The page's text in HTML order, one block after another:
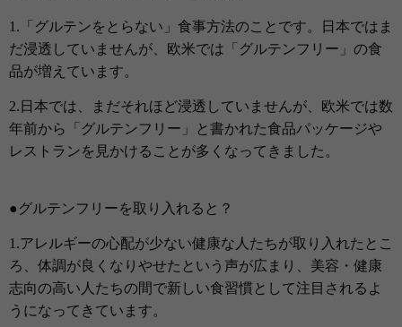
1.「グルテンをとらない」食事方法のことです。日本ではま
だ浸透していませんが、欧米では「グルテンフリー」の食
品が増えています。
2.日本では、まだそれほど浸透していませんが、欧米では数
年前から「グルテンフリー」と書かれた食品パッケージや
レストランを見かけることが多くなってきました。
●グルテンフリーを取り入れると？
1.アレルギーの心配が少ない健康な人たちが取り入れたとこ
ろ、体調が良くなりやせたという声が広まり、美容・健康
志向の高い人たちの間で新しい食習慣として注目されるよ
うになってきています。